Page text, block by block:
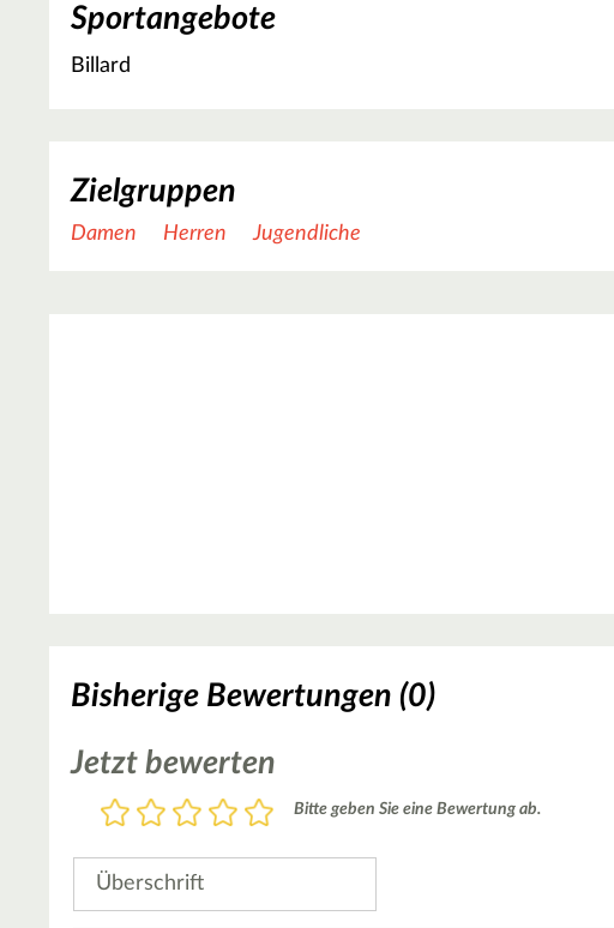
Sportangebote
Billard
Zielgruppen
Damen Herren Jugendliche
Bisherige Bewertungen (0)
Jetzt bewerten
Bewertung
5
4
3
2
1
Bitte geben Sie eine Bewertung ab.
Überschrift